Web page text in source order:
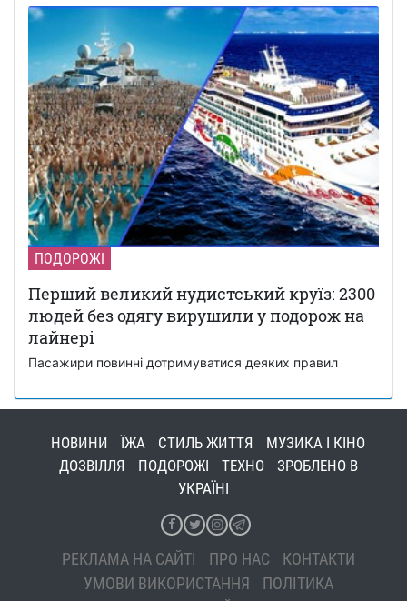
ПОДОРОЖІ
Перший великий нудистський круїз: 2300
людей без одягу вирушили у подорож на
лайнері
Пасажири повинні дотримуватися деяких правил
НОВИНИ ЇЖА СТИЛЬ ЖИТТЯ
МУЗИКА І КІНО
ДОЗВІЛЛЯ
ПОДОРОЖІ ТЕХНО
ЗРОБЛЕНО В
УКРАЇНІ
РЕКЛАМА НА САЙТІ ПРО НАС
КОНТАКТИ
УМОВИ ВИКОРИСТАННЯ
ПОЛІТИКА